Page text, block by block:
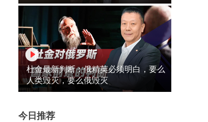
杜金最新判断：俄精英必须明白，要么
人类毁灭，要么俄毁灭
今日推荐